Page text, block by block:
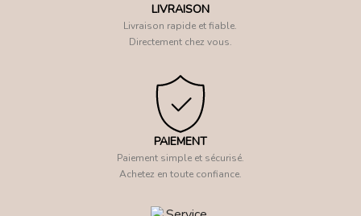
LIVRAISON
Livraison rapide et fiable.
Directement chez vous.
PAIEMENT
Paiement simple et sécurisé.
Achetez en toute confiance.